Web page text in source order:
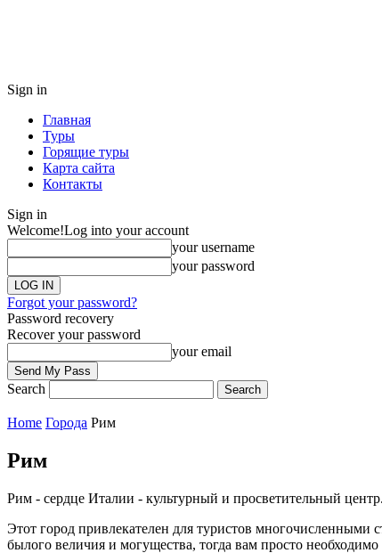
Sign in
Главная
Туры
Горящие туры
Карта сайта
Контакты
Sign in
Welcome!Log into your account
your username
your password
Forgot your password?
Password recovery
Recover your password
your email
Search
Home Города Рим
Рим
Рим - сердце Италии - культурный и просветительный центр.
Этот город привлекателен для туристов
былого величия и могущества, тогда вам просто